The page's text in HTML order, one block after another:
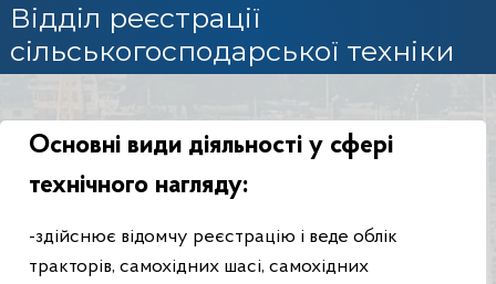
Відділ реєстрації
сільськогосподарської техніки
Основні види діяльності у сфері
технічного нагляду:
-здійснює відомчу реєстрацію і веде облік
тракторів, самохідних шасі, самохідних